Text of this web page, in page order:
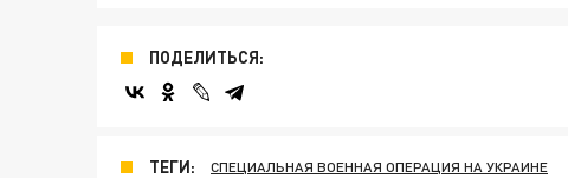
ПОДЕЛИТЬСЯ:
ТЕГИ: СПЕЦИАЛЬНАЯ ВОЕННАЯ ОПЕРАЦИЯ НА УКРАИНЕ